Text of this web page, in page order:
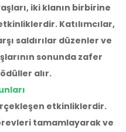
iki klanın birbirine
Katılımcılar,
saldırılar düzenler ve
sonunda zafer
alır.
etkinliklerdir.
tamamlayarak ve